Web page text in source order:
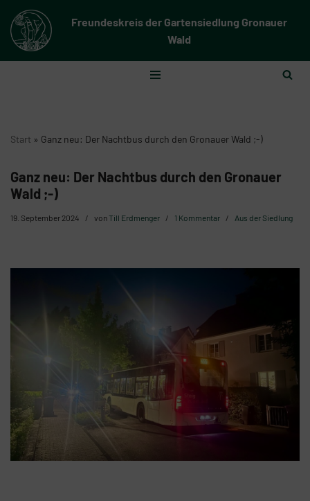
Zum
Inhalt
Freundeskreis der Gartensiedlung Gronauer
Wald
Start » Ganz neu: Der Nachtbus durch den Gronauer Wald ;-)
Ganz neu: Der Nachtbus durch den Gronauer
Wald ;-)
19. September 2024 vonTill Erdmenger 1 Kommentar Aus der Siedlung